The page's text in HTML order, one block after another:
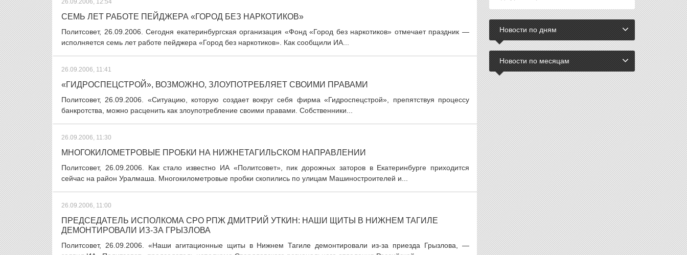
26.09.2006, 12:54
СЕМЬ ЛЕТ РАБОТЕ ПЕЙДЖЕРА «ГОРОД БЕЗ НАРКОТИКОВ»
Политсовет, 26.09.2006. Сегодня екатеринбургская организация «Фонд «Город без наркотиков» отмечает праздник —
исполняется семь лет работе пейджера «Город без наркотиков». Как сообщили ИА...
26.09.2006, 11:41
«ГИДРОСПЕЦСТРОЙ», ВОЗМОЖНО, ЗЛОУПОТРЕБЛЯЕТ СВОИМИ ПРАВАМИ
Политсовет, 26.09.2006. «Ситуацию, которую создает вокруг себя фирма «Гидроспецстрой», препятствуя процессу
банкротства, можно расценить как злоупотребление своими правами. Собственники...
26.09.2006, 11:30
МНОГОКИЛОМЕТРОВЫЕ ПРОБКИ НА НИЖНЕТАГИЛЬСКОМ НАПРАВЛЕНИИ
Политсовет, 26.09.2006. Как стало известно ИА «Политсовет», пик дорожных заторов в Екатеринбурге приходится
сейчас на район Уралмаша. Многокилометровые пробки скопились по улицам Машиностроителей и...
26.09.2006, 11:00
ПРЕДСЕДАТЕЛЬ ИСПОЛКОМА СРО РПЖ ДМИТРИЙ УТКИН: НАШИ ЩИТЫ В НИЖНЕМ ТАГИЛЕ
ДЕМОНТИРОВАЛИ ИЗ-ЗА ГРЫЗЛОВА
Политсовет, 26.09.2006. «Наши агитационные щиты в Нижнем Тагиле демонтировали из-за приезда Грызлова, —
Новости по дням
Новости по месяцам